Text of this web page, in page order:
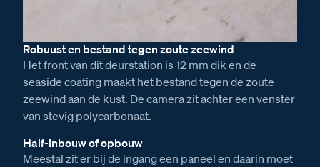
Robuust en bestand tegen zoute zeewind
Het front van dit deurstation is 12 mm dik en de
seaside coating maakt het bestand tegen de zoute
zeewind aan de kust. De camera zit achter een venster
van stevig polycarbonaat.
Half-inbouw of opbouw
Meestal zit er bij de ingang een paneel en daarin moet